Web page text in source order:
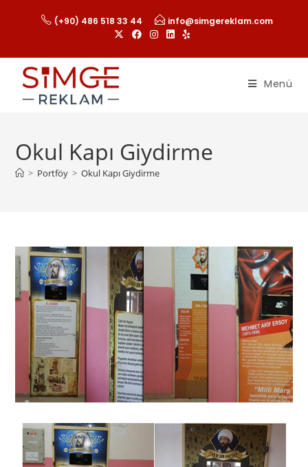
(+90) 486 518 33 44 info@simgereklam.com
Menü
Okul Kapı Giydirme
> Portföy > Okul Kapı Giydirme